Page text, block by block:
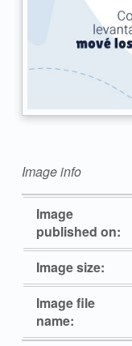
Image info
Image
published on:
Image size:
Image file
name: